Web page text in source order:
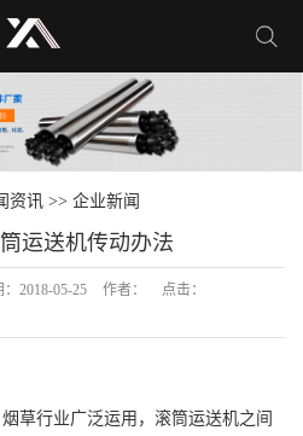
资讯 >> 企业新闻
运送机传动办法
2018-05-25 作者： 点击：
草行业广泛运用，滚筒运送机之间